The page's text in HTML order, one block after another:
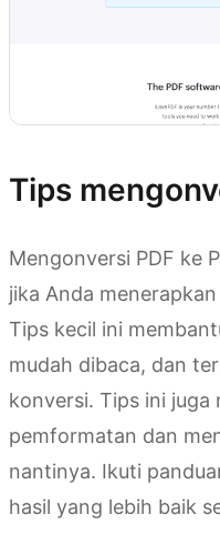
Tips
Mengonversi PDF ke
jika Anda
Tips kecil ini
mudah dibaca, dan
konversi. Tips ini juga
pemformatan dan
nantinya. Ikuti
hasil yang lebih baik